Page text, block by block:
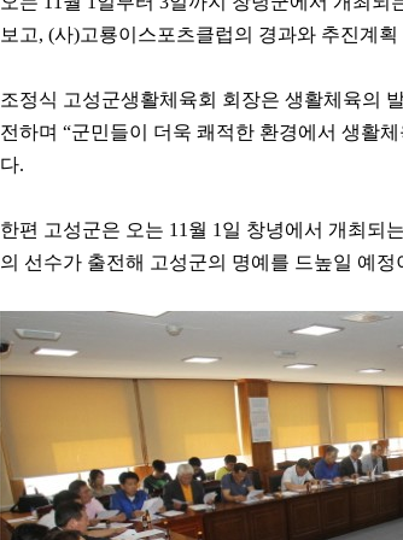
보고, (사)고룡이스포츠클럽의 경과와 추진계
조정식 고성군생활체육회 회장은 생활체육의
전하며 “군민들이 더욱 쾌적한 환경에서 생활
다.
한편 고성군은 오는 11월 1일 창녕에서 개최되
의 선수가 출전해 고성군의 명예를 드높일 예정